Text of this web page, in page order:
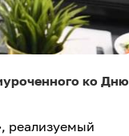
ко Дню
реализуемый